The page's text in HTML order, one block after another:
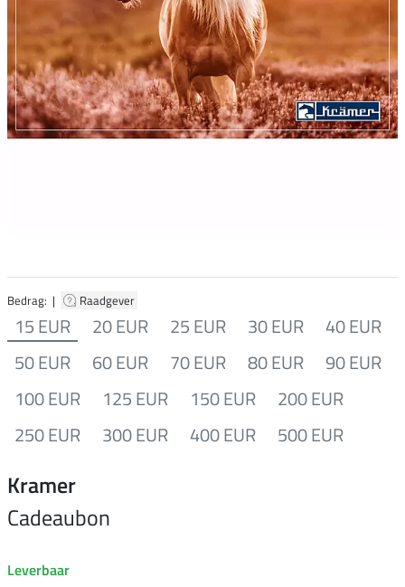
Bedrag: | Raadgever
15 EUR 20 EUR 25 EUR 30 EUR
40 EUR
50 EUR
60 EUR 70 EUR 80 EUR
90 EUR
100 EUR
125 EUR 150 EUR
200 EUR
250 EUR
300 EUR 400 EUR 500 EUR
Kramer
Cadeaubon
Leverbaar